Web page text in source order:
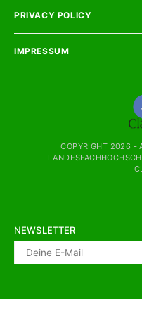
PRIVACY POLICY
IMPRESSUM
COPYRIGHT 2026 -
NEWSLETTER